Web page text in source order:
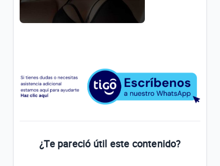
¿Te pareció útil este contenido?